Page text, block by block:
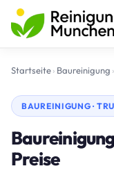
Startseite› Baureinigung ›
BAUREINIGUNG ·
Preise